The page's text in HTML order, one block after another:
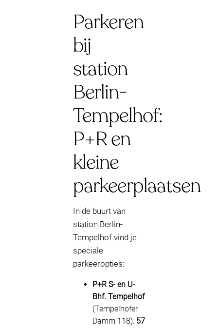
Parkeren
bij
station
Berlin-
Tempelhof:
P+R en
kleine
parkeerplaatsen
In de buurt van
station Berlin-
Tempelhof vind je
speciale
parkeeropties:
P+R S- en U-
Bhf. Tempelhof
(Tempelhofer
Damm 118): 57